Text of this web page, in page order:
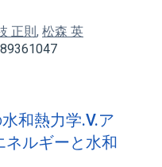
正則, 松森 英
和熱力学.V.ア
ネルギーと水和